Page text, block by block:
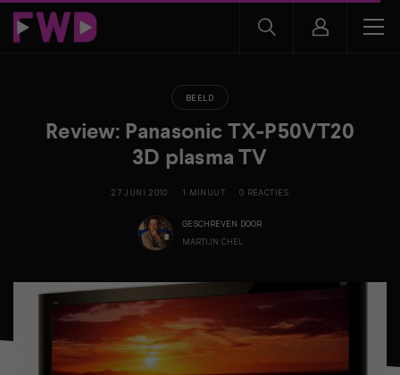
BEELD
Review: Panasonic TX-P50VT20
3D plasma TV
27 JUNI 2010 1 MINUUT 0 REACTIES
GESCHREVEN DOOR
MARTIJN CHEL